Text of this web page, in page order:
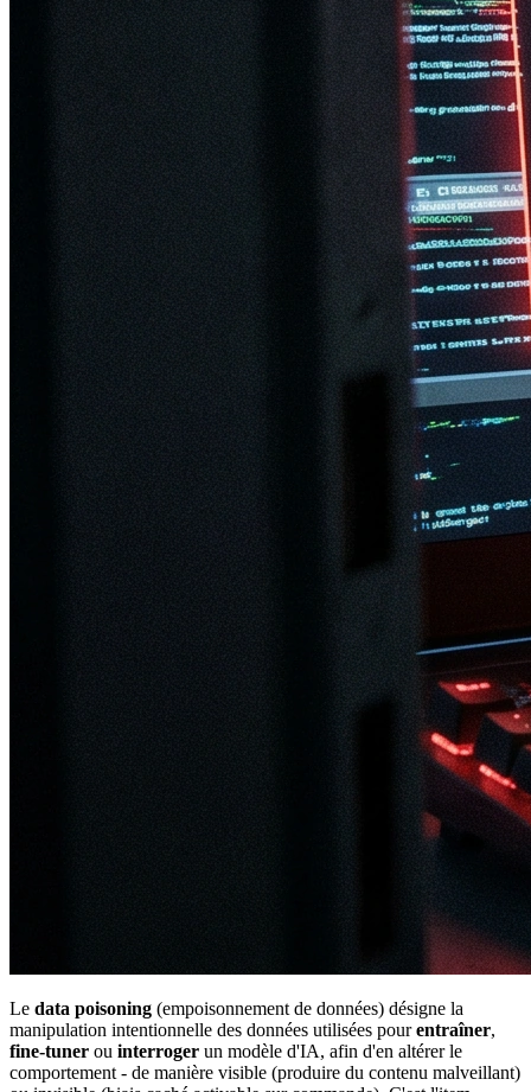
Le data poisoning (empoisonnement de données) désigne la
manipulation intentionnelle des données utilisées pourentraîner,
fine-tuner ou interroger un modèle d'IA, afin d'en altérer le
comportement - de manière visible (produire du contenu malveillant)